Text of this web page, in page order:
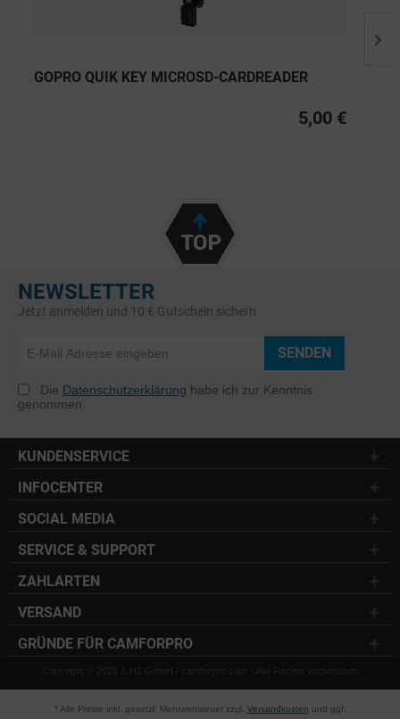
GOPRO QUIK KEY MICROSD-CARDREADER
5,00 €
NEWSLETTER
Jetzt anmelden und 10 € Gutschein sichern
SENDEN
Die Datenschutzerklärung habe ich zur Kenntnis
genommen.
KUNDENSERVICE
INFOCENTER
SOCIAL MEDIA
SERVICE & SUPPORT
ZAHLARTEN
VERSAND
GRÜNDE FÜR CAMFORPRO
Copyright © 2025 S.H1 GmbH / camforpro.com - Alle Rechte vorbehalten
* Alle Preise inkl. gesetzl. Mehrwertsteuer zzgl. Versandkosten und ggf.